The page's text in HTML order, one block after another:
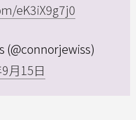
eK3iX9g7j0
(@connorjewiss)
月15日